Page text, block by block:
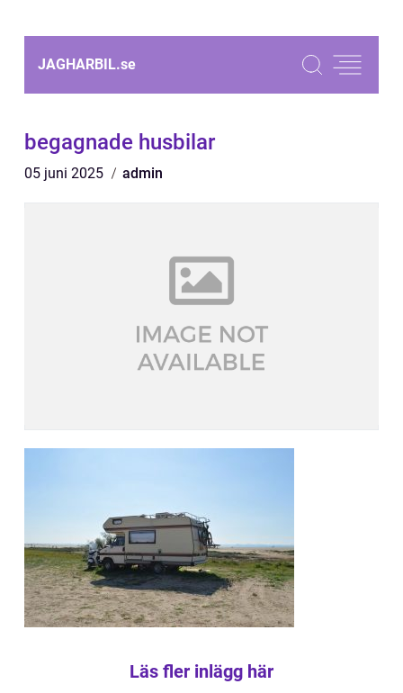
JAGHARBIL.se
begagnade husbilar
05 juni 2025 admin
Läs fler inlägg här